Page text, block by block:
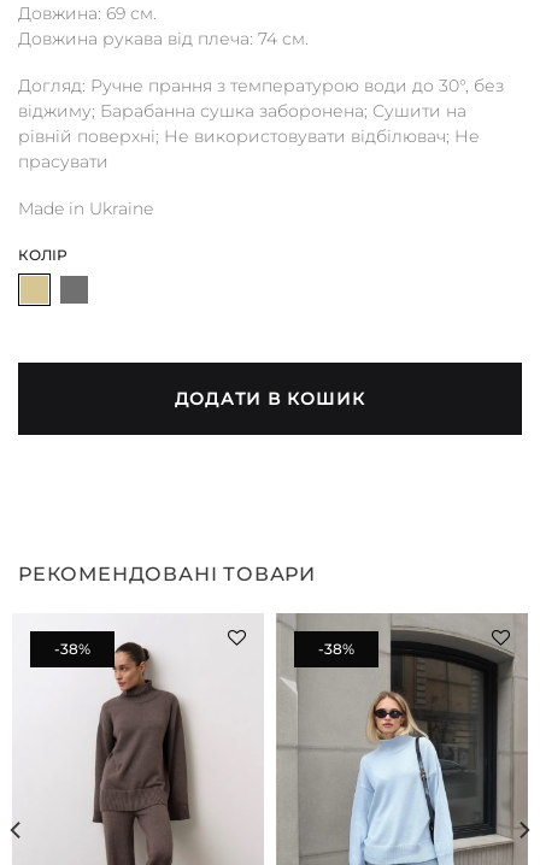
Довжина: 69 см.
Довжина рукава від плеча: 74 см.
Догляд: Ручне прання з температурою води до 30°, без
віджиму; Барабанна сушка заборонена; Сушити на
рівній поверхні; Не використовувати відбілювач; Не
прасувати
Made in Ukraine
КОЛІР
ДОДАТИ В КОШИК
РЕКОМЕНДОВАНІ ТОВАРИ
-38% -38%